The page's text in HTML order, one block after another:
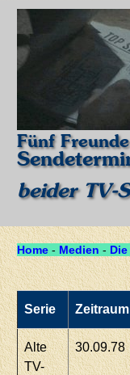
Fünf Freunde
beider TV-
Home - Medien - Die
Serie Zeitraum
Alte
TV-
30.09.78